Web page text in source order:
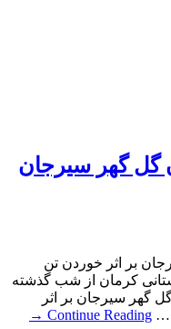
معدن گل گهر سیرجان
سیرجان بر اثر خوردن تن
کرمان از شب گذشته
معدن گل گهر سیرجان بر اثر
Continue Reading
→